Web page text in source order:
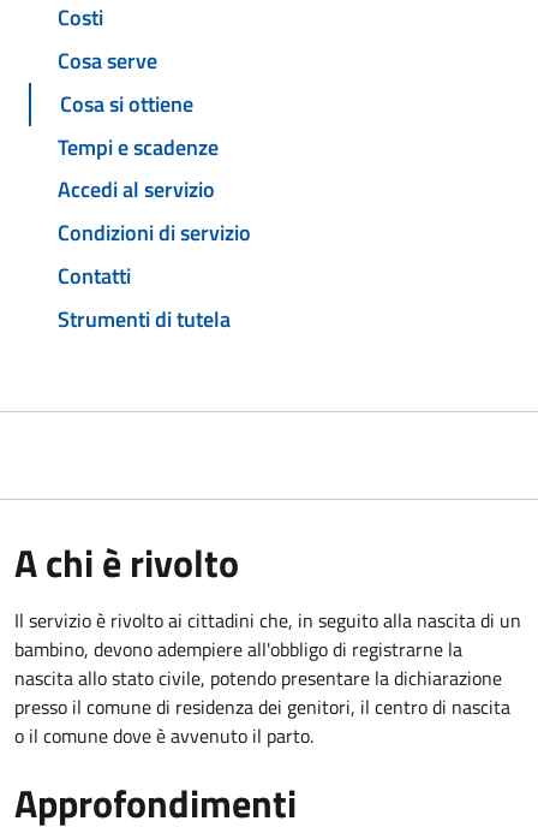
Costi
Cosa serve
Cosa si ottiene
Tempi e scadenze
Accedi al servizio
Condizioni di servizio
Contatti
Strumenti di tutela
A chi è rivolto
Il servizio è rivolto ai cittadini che, in seguito alla nascita di un
bambino, devono adempiere all'obbligo di registrarne la
nascita allo stato civile, potendo presentare la dichiarazione
presso il comune di residenza dei genitori, il centro di nascita
o il comune dove è avvenuto il parto.
Approfondimenti